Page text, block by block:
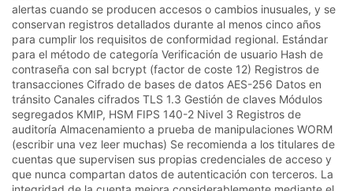
alertas cuando se producen accesos o cambios inusuales, y se
conservan registros detallados durante al menos cinco años
para cumplir los requisitos de conformidad regional. Estándar
para el método de categoría Verificación de usuario Hash de
contraseña con sal bcrypt (factor de coste 12) Registros de
transacciones Cifrado de bases de datos AES-256 Datos en
tránsito Canales cifrados TLS 1.3 Gestión de claves Módulos
segregados KMIP, HSM FIPS 140-2 Nivel 3 Registros de
auditoría Almacenamiento a prueba de manipulaciones WORM
(escribir una vez leer muchas) Se recomienda a los titulares de
cuentas que supervisen sus propias credenciales de acceso y
que nunca compartan datos de autenticación con terceros. La